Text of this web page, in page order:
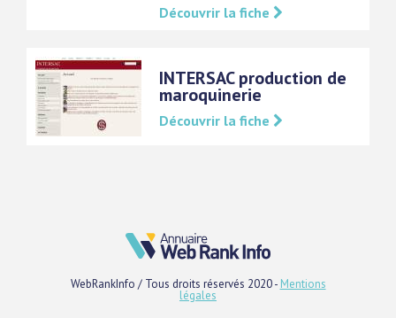
Découvrir la fiche
INTERSAC production de
maroquinerie
Découvrir la fiche
WebRankInfo / Tous droits réservés 2020 - Mentions
légales